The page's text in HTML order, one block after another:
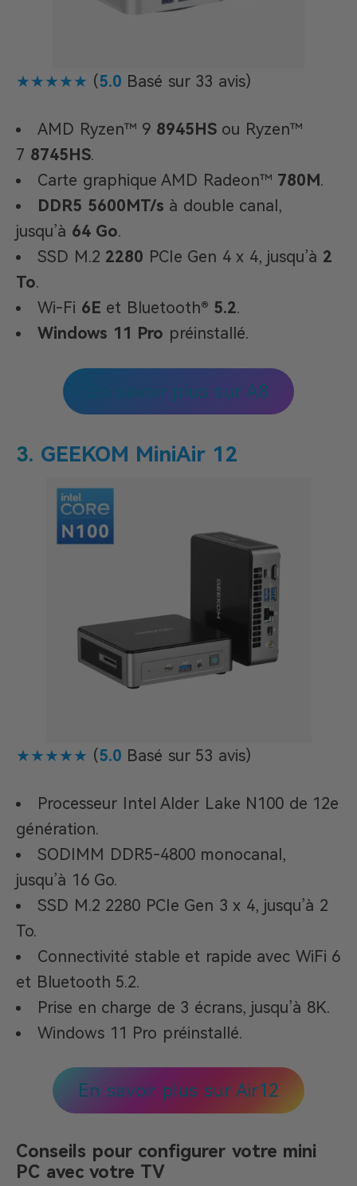
★★★★★ (5.0 Basé sur 33 avis)
AMD Ryzen™ 9 8945HSou Ryzen™
7 8745HS.
Carte graphique AMD Radeon™ 780M.
DDR5 5600MT/s à double canal,
jusqu’à 64 Go.
SSD M.2 2280 PCIe Gen 4 x 4, jusqu’à 2
To.
Wi-Fi 6E et Bluetooth® 5.2.
Windows 11 Pro préinstallé.
En savoir plus sur A8
3. GEEKOM MiniAir 12
★★★★★ (5.0 Basé sur 53 avis)
Processeur Intel Alder Lake N100 de 12e
génération.
SODIMM DDR5-4800 monocanal,
jusqu’à 16 Go.
SSD M.2 2280 PCIe Gen 3 x 4, jusqu’à 2
To.
Connectivité stable et rapide avec WiFi 6
et Bluetooth 5.2.
Prise en charge de 3 écrans, jusqu’à 8K.
Windows 11 Pro préinstallé.
En savoir plus sur Air12
Conseils pour configurer votre mini
PC avec votre TV